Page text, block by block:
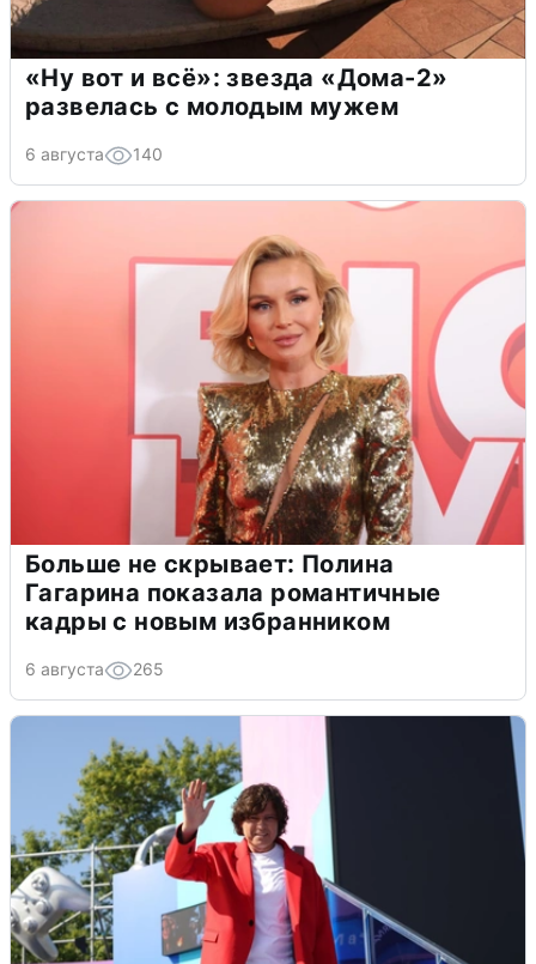
«Ну вот и всё»: звезда «Дома-2»
развелась с молодым мужем
6 августа 140
Больше не скрывает: Полина
Гагарина показала романтичные
кадры с новым избранником
6 августа 265